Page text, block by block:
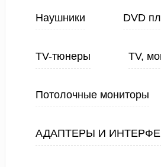
Наушники DVD
TV-тюнеры TV,
Потолочные мониторы
АДАПТЕРЫ И